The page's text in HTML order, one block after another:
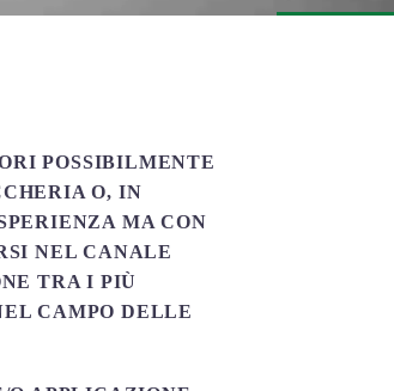
POSSIBILMENTE
O, IN
MA CON
NEL CANALE
TRA I PIÙ
CAMPO DELLE